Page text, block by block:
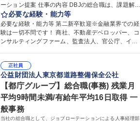
託児所あり
ーション提案 仕事の内容 DBJの総合職は、課題解決
型のファイナンス業務、投融資審査業務、M＆Aなど
アドバイザリー業務、地域戦略企画業務など、多様
な業務に精通し、複数の専門性を掛け合わせて広く
社会に貢献していく職種です。 入社後は、横断的な
だき、下記いずれかの部門でご活躍いただきます。
※未経験の方に関しては、入行後3ヶ月間の金融の実
務を学んでいただく研修を準備しております。 ・法
人RM業務・金融機能業務・コーポレート・ナレッジ
業務 ※それぞれの業務内容に関しては、別途その他
労働条件備考欄に記載 募集職種 【総合職/ポテンシャ
ル採用(第2新卒)】投融資一体型のソリューション提
必要な経験・能力等
必要な経験・能力等 第二新卒歓迎※金融業界での経
験は一切不問です！ 商社、不動産デベロッパー、コ
ンサルティングファーム、監査法人、官公庁、イン
では、強い社会的使命感をもち、今後の日本のあり
方を俯瞰する総合性と、金融分野のフロンティアを
切り拓く高い志を併せもった人材を求めています。
ポテンシャル採用（第2新卒）では、金融業界での経
験や知識を問いません。新たな時代を見据えて、複
雑化する社会課題の解決に向けて先鞭をつける役割
正社員
公益財団法人東京都道路整備保全公社
【都庁グループ】総合職(事務) 残業月
平均9時間未満/有給年平均16日取得 一
般事務
当社の総合職として、ジョブローテーションによる人事経理部